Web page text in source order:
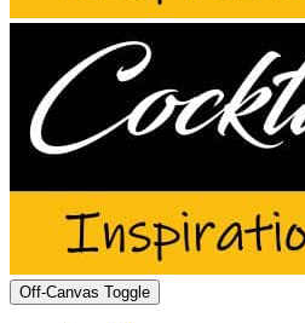
Off-Canvas Toggle